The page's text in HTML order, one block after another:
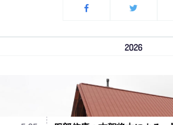
2026